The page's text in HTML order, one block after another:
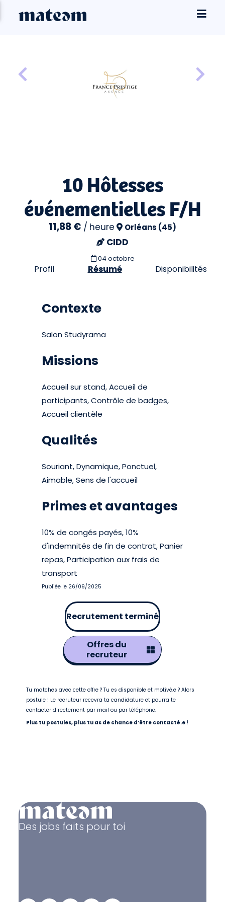
10 Hôtesses
événementielles F/H
11,88 € / heure Orléans (45)
CIDD
04 octobre
Profil Résumé Disponibilités
Contexte
Salon Studyrama
Missions
Accueil sur stand, Accueil de
participants, Contrôle de badges,
Accueil clientèle
Qualités
Souriant, Dynamique, Ponctuel,
Aimable, Sens de l'accueil
Primes et avantages
10% de congés payés, 10%
d'indemnités de fin de contrat, Panier
repas, Participation aux frais de
transport
Publiée le 26/09/2025
Recrutement terminé
Offres du
recruteur
Tu matches avec cette offre ? Tu es disponible et motivé.e ? Alors
postule ! Le recruteur recevra ta candidature et pourra te
contacter directement par mail ou par téléphone.
Plus tu postules, plus tu as de chance d’être contacté.e !
Des jobs faits pour toi